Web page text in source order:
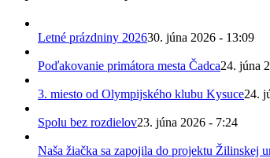
Letné prázdniny 202630. júna 2026 - 13:09
Poďakovanie primátora mesta Čadca24. júna
3. miesto od Olympijského klubu Kysuce24.
Spolu bez rozdielov23. júna 2026 - 7:24
Naša žiačka sa zapojila do projektu Žilinskej